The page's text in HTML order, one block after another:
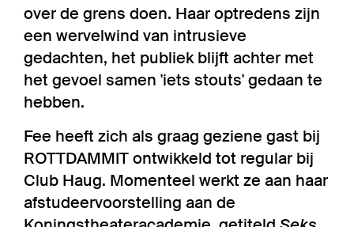
over de grens doen. Haar optredens zijn
een wervelwind van intrusieve
gedachten, het publiek blijft achter met
het gevoel samen 'iets stouts' gedaan te
hebben.
Fee heeft zich als graag geziene gast bij
ROTTDAMMIT ontwikkeld tot regular bij
Club Haug. Momenteel werkt ze aan haar
afstudeervoorstelling aan de